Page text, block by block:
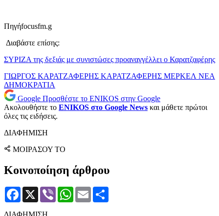
Πηγήfocusfm.g
Διαβάστε επίσης:
ΣΥΡΙΖΑ της δεξιάς με συνιστώσες προαναγγέλλει ο Καρατζαφέρης
ΓΙΩΡΓΟΣ ΚΑΡΑΤΖΑΦΕΡΗΣ ΚΑΡΑΤΖΑΦΕΡΗΣ ΜΕΡΚΕΛ ΝΕΑ
ΔΗΜΟΚΡΑΤΙΑ
Google Προσθέστε το ENIKOS στην Google
Ακολουθήστε το ENIKOS στο Google News και μάθετε πρώτοι
όλες τις ειδήσεις.
ΔΙΑΦΗΜΙΣΗ
ΜΟΙΡΑΣΟΥ ΤΟ
Κοινοποίηση άρθρου
Facebook
X Viber WhatsApp
Email
ΔΙΑΦΗΜΙΣΗ